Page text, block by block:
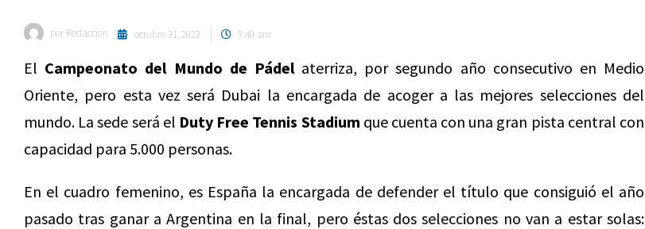
por Redaccion octubre 31, 2022 9:40 am
El Campeonato del Mundo de Pádelaterriza, por segundo año consecutivo en Medio
Oriente, pero esta vez será Dubai la encargada de acoger a las mejores selecciones del
mundo. La sede será el Duty Free Tennis Stadium que cuenta con una gran pista central con
capacidad para 5.000 personas.
En el cuadro femenino, es España la encargada de defender el título que consiguió el año
pasado tras ganar a Argentina en la final, pero éstas dos selecciones no van a estar solas: